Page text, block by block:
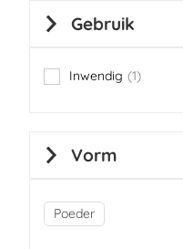
Gebruik
Inwendig 1
item
Vorm
Poeder